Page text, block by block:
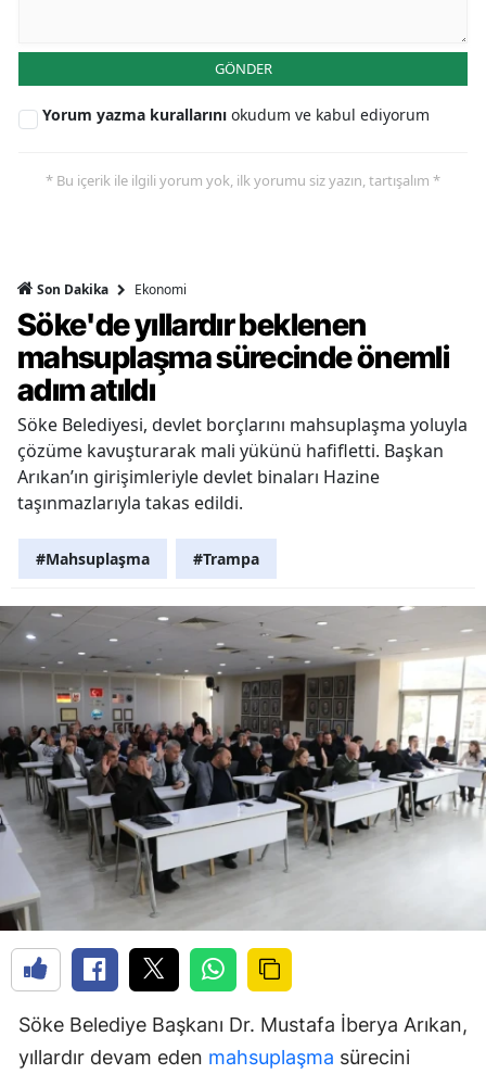
GÖNDER
Yorum yazma kurallarını okudum ve kabul ediyorum
* Bu içerik ile ilgili yorum yok, ilk yorumu siz yazın, tartışalım *
Son Dakika Ekonomi
Söke'de yıllardır beklenen
mahsuplaşma sürecinde önemli
adım atıldı
Söke Belediyesi, devlet borçlarını mahsuplaşma yoluyla
çözüme kavuşturarak mali yükünü hafifletti. Başkan
Arıkan’ın girişimleriyle devlet binaları Hazine
taşınmazlarıyla takas edildi.
#Mahsuplaşma #Trampa
Söke Belediye Başkanı Dr. Mustafa İberya Arıkan,
yıllardır devam eden mahsuplaşma sürecini